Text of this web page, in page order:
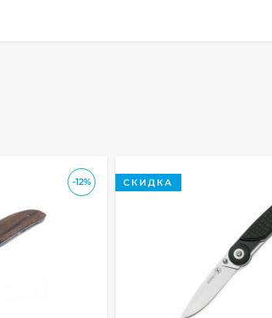
-12% СКИДКА